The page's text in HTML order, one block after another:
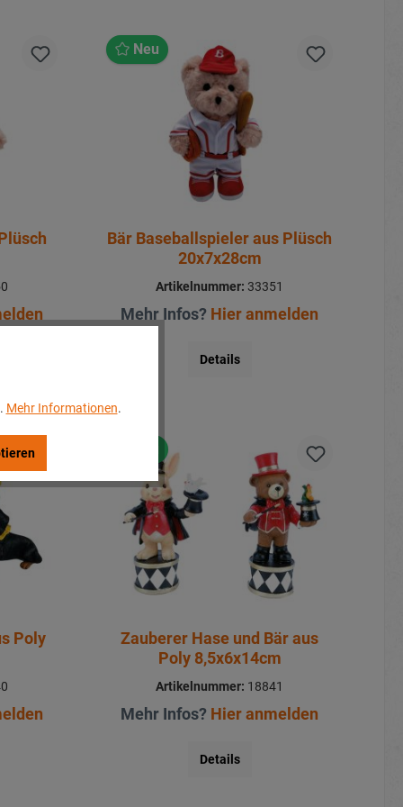
Neu
Bär Baseballspieler aus Plüsch
20x7x28cm
Artikelnummer: 33351
Mehr Infos? Hier anmelden
Details
Poly
Zauberer Hase und Bär aus
Poly 8,5x6x14cm
Artikelnummer: 18841
Mehr Infos? Hier anmelden
Details
Mehr Informationen.